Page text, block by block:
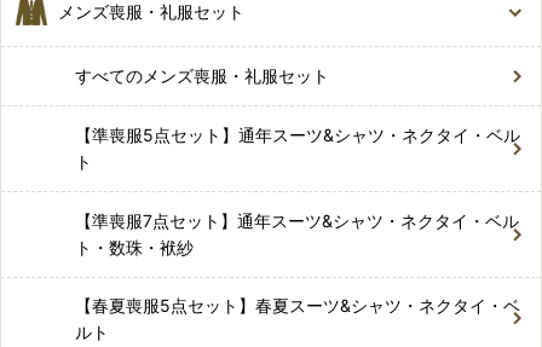
メンズ喪服・礼服セット
すべてのメンズ喪服・礼服セット
【準喪服5点セット】通年スーツ&シャツ・ネクタイ・ベル
ト
【準喪服7点セット】通年スーツ&シャツ・ネクタイ・ベル
ト・数珠・袱紗
【春夏喪服5点セット】春夏スーツ&シャツ・ネクタイ・ベ
ルト